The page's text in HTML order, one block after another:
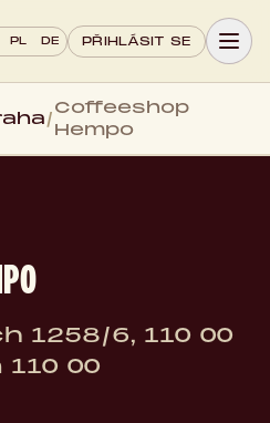
PL DE PŘIHLÁSIT SE
/
Coffeeshop
Hempo
1258/6, 110 00
00